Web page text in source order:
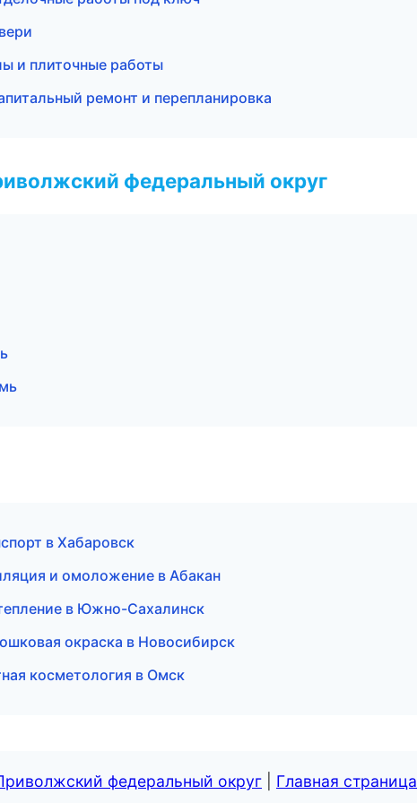
и плиточные работы
ремонт и перепланировка
федеральный округ
в Хабаровск
и омоложение в Абакан
в Южно-Сахалинск
окраска в Новосибирск
косметология в Омск
федеральный округ Главная страница